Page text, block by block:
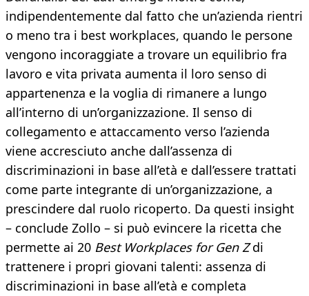
indipendentemente dal fatto che un’azienda rientri
o meno tra i best workplaces, quando le persone
vengono incoraggiate a trovare un equilibrio fra
lavoro e vita privata aumenta il loro senso di
appartenenza e la voglia di rimanere a lungo
all’interno di un’organizzazione. Il senso di
collegamento e attaccamento verso l’azienda
viene accresciuto anche dall’assenza di
discriminazioni in base all’età e dall’essere trattati
come parte integrante di un’organizzazione, a
prescindere dal ruolo ricoperto. Da questi insight
– conclude Zollo – si può evincere la ricetta che
permette ai 20 Best Workplaces for Gen Zdi
trattenere i propri giovani talenti: assenza di
discriminazioni in base all’età e completa